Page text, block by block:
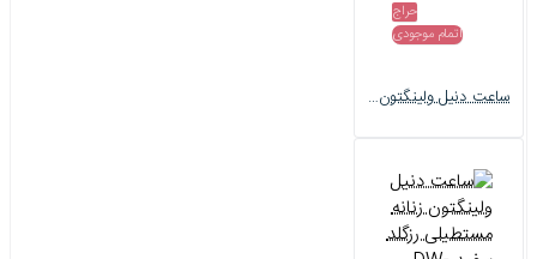
حراج
اتمام موجودی
ساعت دنیل ولینگتون زنانه مستطیلی صفحه سبز DW-3868-L